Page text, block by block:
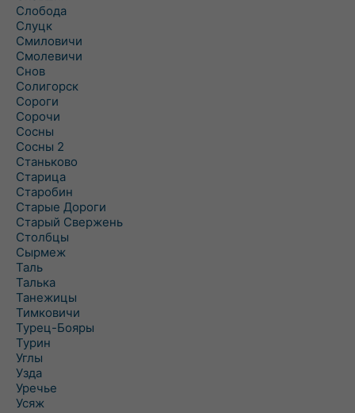
Слобода
Слуцк
Смиловичи
Смолевичи
Снов
Солигорск
Сороги
Сорочи
Сосны
Сосны 2
Станьково
Старица
Старобин
Старые Дороги
Старый Свержень
Столбцы
Сырмеж
Таль
Талька
Танежицы
Тимковичи
Турец-Бояры
Турин
Углы
Узда
Уречье
Усяж